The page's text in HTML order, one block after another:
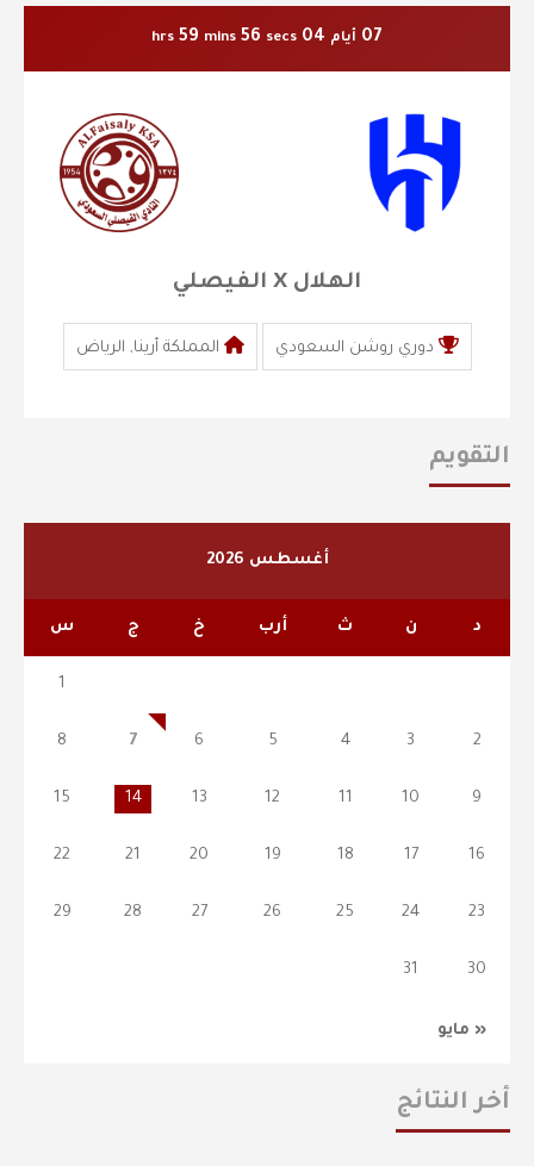
07 أيام 04
hrs 59 mins 55 secs
الهلال X الفيصلي
دوري روشن السعودي المملكة أرينا, الرياض
التقويم
أغسطس 2026
د ن ث أرب خ ج س
« مايو
1
2
3
4
5
6
7
8
9
10
11
12
13
14
15
16
17
18
19
20
21
22
23
24
25
26
27
28
29
30
31
أخر النتائج